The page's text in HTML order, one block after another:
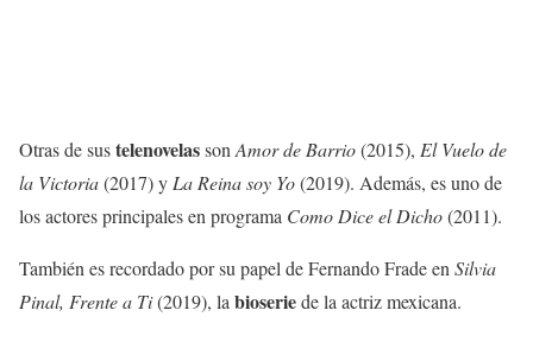
Otras de sustelenovelasson Amor de Barrio(2015), El Vuelo de
la Victoria(2017) y La Reina soy Yo(2019). Además, es uno de
los actores principales en programa Como Dice el Dicho(2011).
También es recordado por su papel de Fernando Frade en Silvia
Pinal, Frente a Ti(2019), la bioseriede la actriz mexicana.